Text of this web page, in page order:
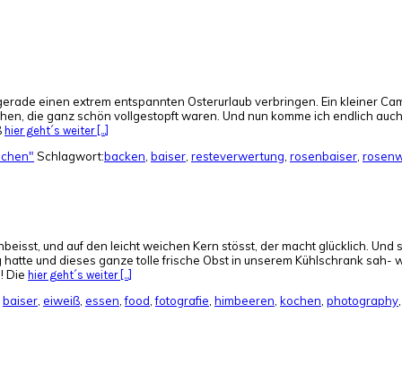
einen extrem entspannten Osterurlaub verbringen. Ein kleiner
die ganz schön vollgestopft waren. Und nun komme ich endlich
hier geht´s weiter [...]
Schlagwort:backen baiser resteverwertung rosenbaiser
und auf den leicht weichen Kern stösst, der macht glücklich.
und dieses ganze tolle frische Obst in unserem Kühlschrank sah-
Die hier geht´s weiter [...]
baiser, eiweiß, essen,food,fotografie, himbeeren, kochen, photography